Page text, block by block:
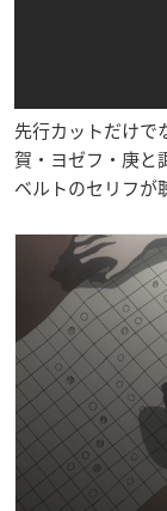
先行カットだけで
賀・ヨゼフ・庚と
ベルトのセリフが